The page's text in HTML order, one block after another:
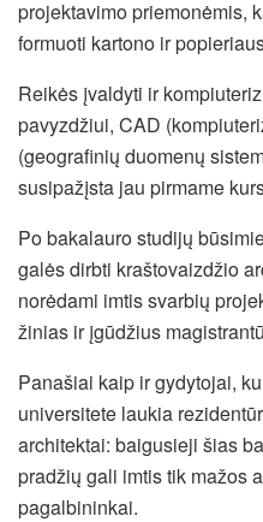
projektavimo priemonėmis,
formuoti kartono ir
Reikės įvaldyti ir
pavyzdžiui, CAD
(geografinių duomenų
susipažįsta jau pirmame
Po bakalauro studijų
galės dirbti kraštovaizdžio
norėdami imtis svarbių
žinias ir įgūdžius
Panašiai kaip ir gydytojai,
universitete laukia
architektai: baigusieji šias
pradžių gali imtis tik mažos
pagalbininkai.